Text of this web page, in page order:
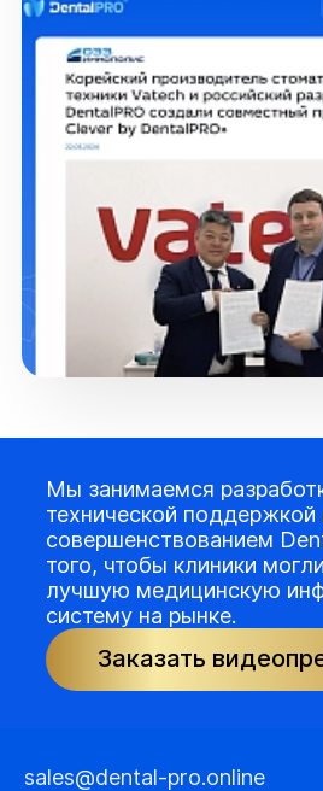
Мы занимаемся
технической поддержкой
совершенствованием
того, чтобы клиники
лучшую медицинскую
систему на рынке.
Заказать
sales@dental-pro.online